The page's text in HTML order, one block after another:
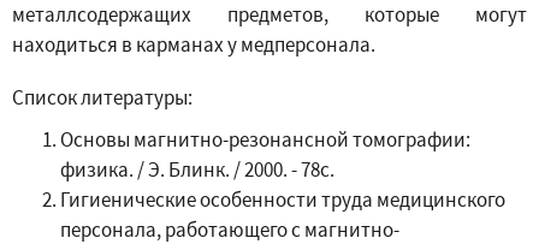
металлсодержащих предметов, которые могут
находиться в карманах у медперсонала.
Список литературы:
Основы магнитно-резонансной томографии:
физика. / Э. Блинк. / 2000. - 78с.
Гигиенические особенности труда медицинского
персонала, работающего с магнитно-